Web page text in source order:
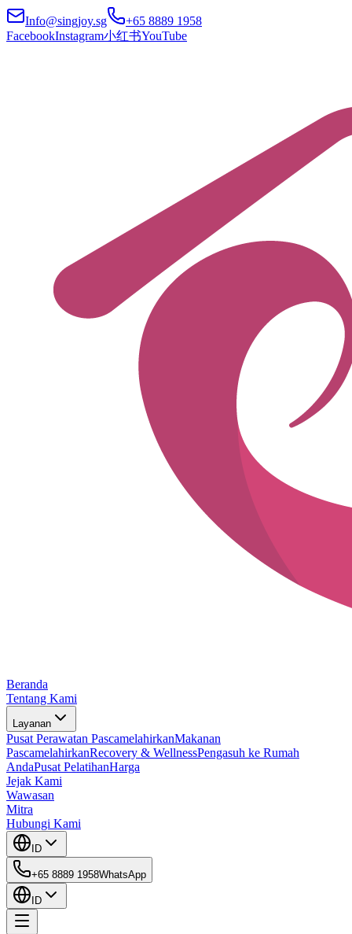
Info@singjoy.sg
+65 8889 1958
FacebookInstagram小红书YouTube
Beranda
Tentang Kami
Layanan
Pusat Perawatan PascamelahirkanMakanan
PascamelahirkanRecovery & WellnessPengasuh ke Rumah
AndaPusat PelatihanHarga
Jejak Kami
Wawasan
Mitra
Hubungi Kami
ID
+65 8889 1958WhatsApp
ID